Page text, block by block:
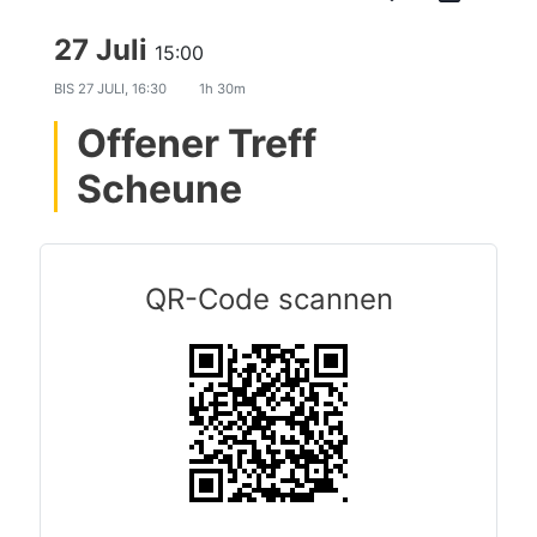
27 Juli 15:00
BIS 27 JULI, 16:30 1h 30m
Offener Treff
Scheune
QR-Code scannen